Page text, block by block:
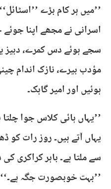
’’میں ہر کام بڑے
اسرانی نے مجھے اپنا جوئے
سجے ہوئے دس کمرے، دبیز
مؤدب بیرے، نازک اندام
ہوئیں اور امیر گاہک۔
’’یہاں ہائی کلاس جوا
یہاں آتے ہیں۔ روز رات کو
سے ملتا ہے۔ باہر کراکری
’’بہت خوبصورت جگہ